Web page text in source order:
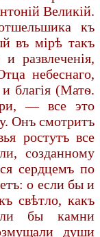
Великій.
къ
въ мірѣ такъ
развлеченія,
небеснаго,
благія (Матѳ.
— все это
Онъ смотритъ
ростутъ все
созданному
сердцемъ по
о если бы и
свѣтло, какъ
бы камни
души